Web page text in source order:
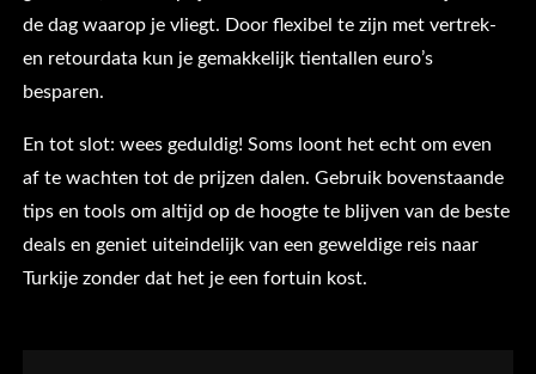
de dag waarop je vliegt. Door flexibel te zijn met vertrek-
en retourdata kun je gemakkelijk tientallen euro’s
besparen.
En tot slot: wees geduldig! Soms loont het echt om even
af te wachten tot de prijzen dalen. Gebruik bovenstaande
tips en tools om altijd op de hoogte te blijven van de beste
deals en geniet uiteindelijk van een geweldige reis naar
Turkije zonder dat het je een fortuin kost.